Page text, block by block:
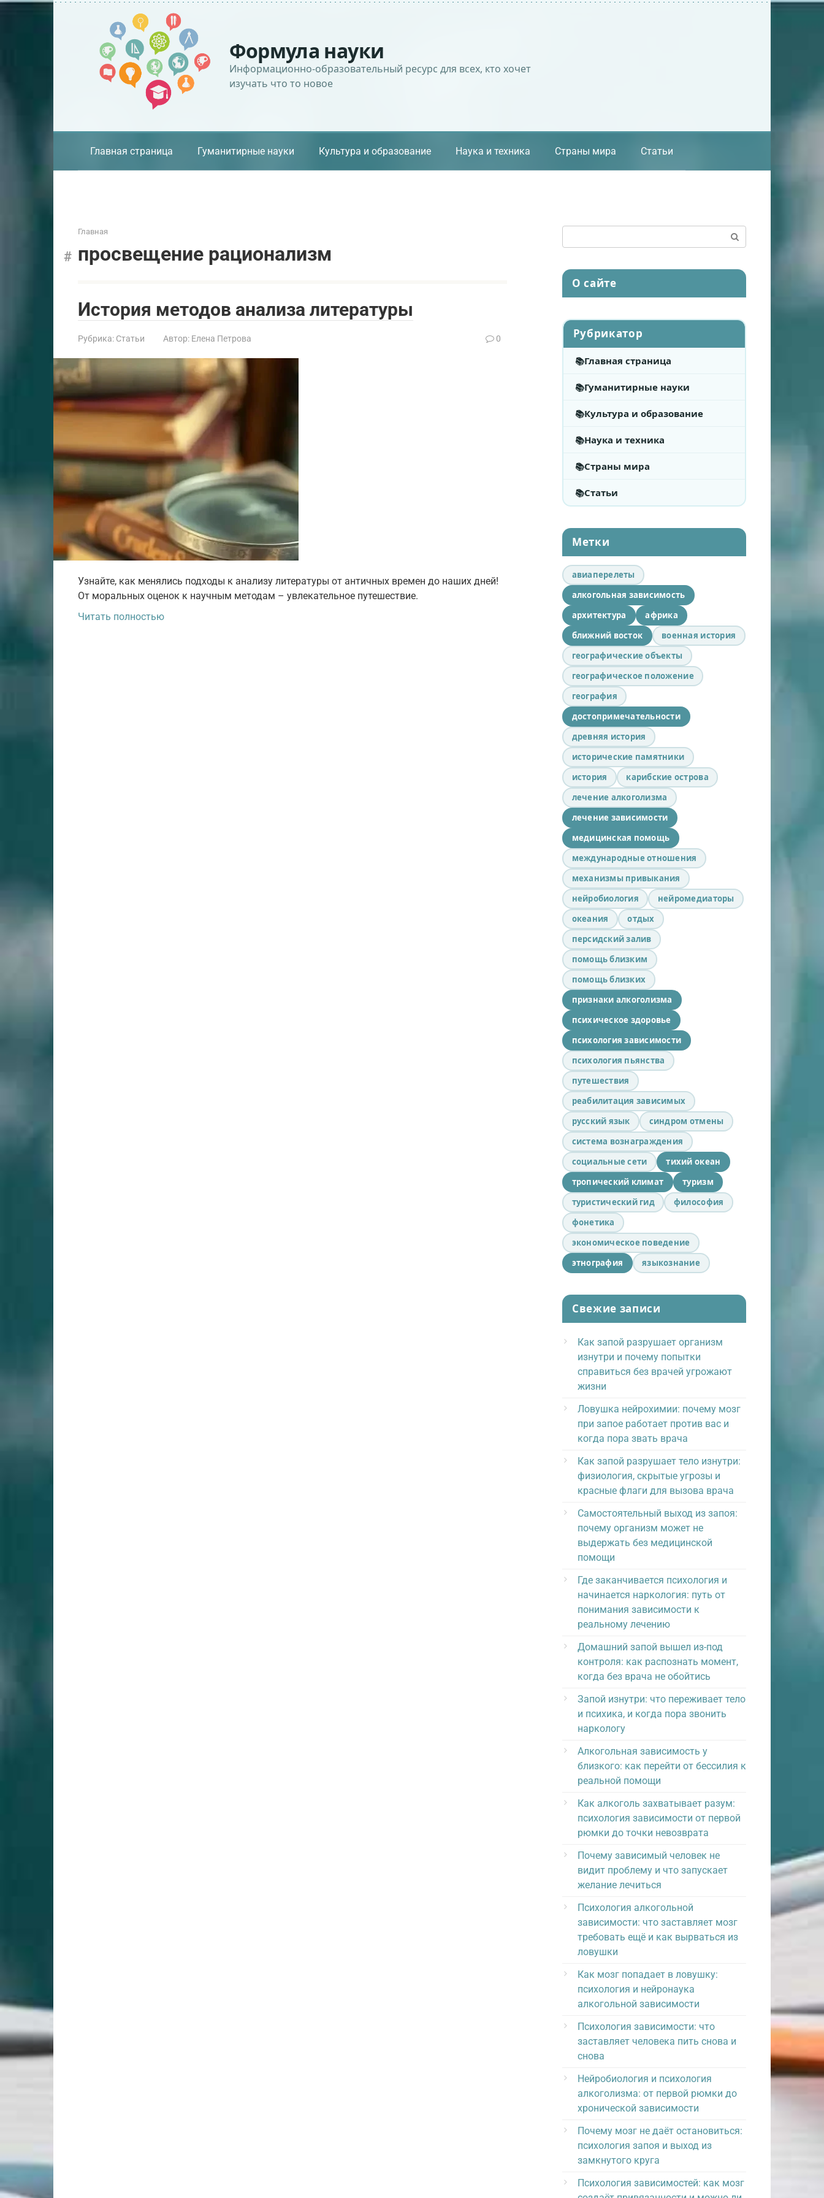
Перейти
Формула науки
Информационно-образовательный ресурс для всех, кто хочет
изучать что то новое
Главная страница Гуманитирные науки Культура и образование Наука и техника Страны мира Статьи
Главная
просвещение рационализм
История методов анализа литературы
Рубрика: Статьи Автор: Елена Петрова 0
Узнайте, как менялись подходы к анализу литературы от античных времен до наших дней!
От моральных оценок к научным методам – увлекательное путешествие.
Читать полностью
О сайте
Рубрикатор
Главная страница
Гуманитирные науки
Культура и образование
Наука и техника
Страны мира
Статьи
Метки
авиаперелеты
алкогольная зависимость
архитектура
африка
ближний восток
военная история
географические объекты
географическое положение
география
достопримечательности
древняя история
исторические памятники
история
карибские острова
лечение алкоголизма
лечение зависимости
медицинская помощь
международные отношения
механизмы привыкания
нейробиология
нейромедиаторы
океания
отдых
персидский залив
помощь близким
помощь близких
признаки алкоголизма
психическое здоровье
психология зависимости
психология пьянства
путешествия
реабилитация зависимых
русский язык
синдром отмены
система вознаграждения
социальные сети
тихий океан
тропический климат
туризм
туристический гид
философия
фонетика
экономическое поведение
этнография
языкознание
Свежие записи
Как запой разрушает организм
изнутри и почему попытки
справиться без врачей угрожают
жизни
Ловушка нейрохимии: почему мозг
при запое работает против вас и
когда пора звать врача
Как запой разрушает тело изнутри:
физиология, скрытые угрозы и
красные флаги для вызова врача
Самостоятельный выход из запоя:
почему организм может не
выдержать без медицинской
помощи
Где заканчивается психология и
начинается наркология: путь от
понимания зависимости к
реальному лечению
Домашний запой вышел из-под
контроля: как распознать момент,
когда без врача не обойтись
Запой изнутри: что переживает тело
и психика, и когда пора звонить
наркологу
Алкогольная зависимость у
близкого: как перейти от бессилия к
реальной помощи
Как алкоголь захватывает разум:
психология зависимости от первой
рюмки до точки невозврата
Почему зависимый человек не
видит проблему и что запускает
желание лечиться
Психология алкогольной
зависимости: что заставляет мозг
требовать ещё и как вырваться из
ловушки
Как мозг попадает в ловушку:
психология и нейронаука
алкогольной зависимости
Психология зависимости: что
заставляет человека пить снова и
снова
Нейробиология и психология
алкоголизма: от первой рюмки до
хронической зависимости
Почему мозг не даёт остановиться:
психология запоя и выход из
замкнутого круга
Психология зависимостей: как мозг